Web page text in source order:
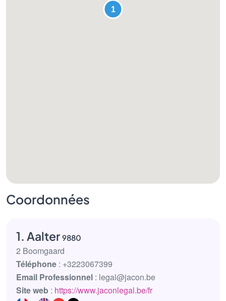
Coordonnées
1. Aalter 9880
2 Boomgaard
Téléphone : +3223067399
Email Professionnel : legal@jacon.be
Site web : https://www.jaconlegal.be/fr